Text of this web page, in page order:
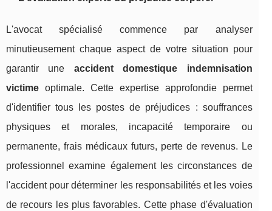
L'avocat spécialisé commence par analyser
minutieusement chaque aspect de votre situation pour
garantir une accident domestique indemnisation
victime optimale. Cette expertise approfondie permet
d'identifier tous les postes de préjudices : souffrances
physiques et morales, incapacité temporaire ou
permanente, frais médicaux futurs, perte de revenus. Le
professionnel examine également les circonstances de
l'accident pour déterminer les responsabilités et les voies
de recours les plus favorables. Cette phase d'évaluation